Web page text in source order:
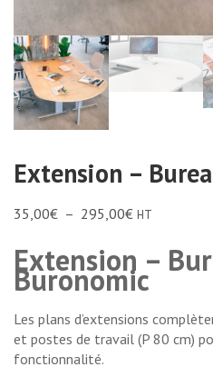
Extension –
35,00€ – 295,00€ HT
Extension –
Buronomic
Les plans d’extensions
et postes de travail (P 80 cm)
fonctionnalité.